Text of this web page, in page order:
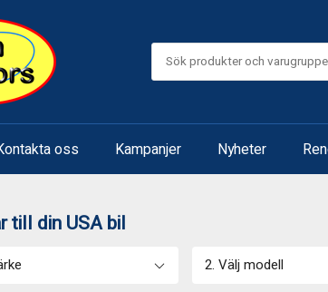
oss Kampanjer Nyheter
till din USA bil
2. Välj modell